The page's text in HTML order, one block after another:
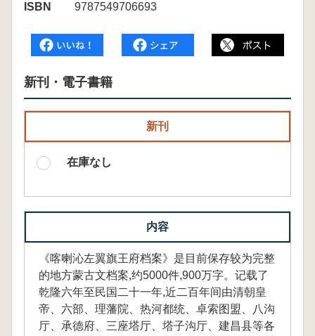
ISBN
9787549706693
新刊・電子書籍
新刊
在庫なし
内容
《喀喇沁左翼旗王府档案》是目前保存较为完整
的地方蒙古文档案,约5000件,900万字。记载了
乾隆六年至民国二十一年,近二百年间由清朝皇
帝、六部、理藩院、热河都统、卓索图盟、八沟
厅、承德府、三座塔厅、塔子沟厅、建昌县等各